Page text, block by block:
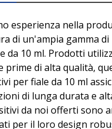
esperienza nella
di un'ampia gamma
da 10 ml. Prodotti
prime di alta qualità,
per fiale da 10 ml
di lunga durata e
da noi offerti sono
per il loro design